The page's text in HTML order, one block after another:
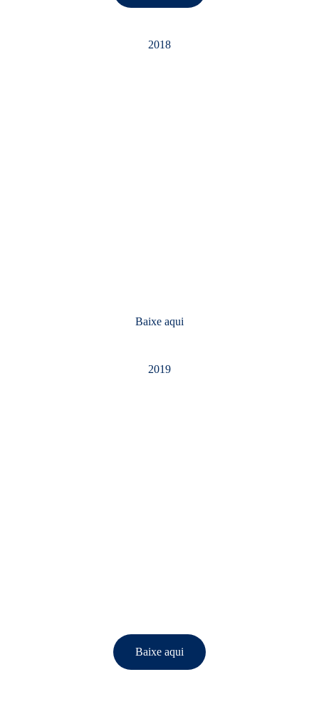
Baixe aqui
Baixe aqui
2018
2019